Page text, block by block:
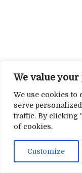
We value
We use cookies to
serve
traffic. By clicking
of cookies.
Customize